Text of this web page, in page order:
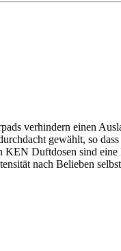
verhindern einen
gewählt, so dass
Duftdosen sind
nach Belieben